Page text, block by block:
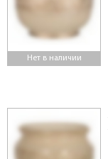
Нет в наличии